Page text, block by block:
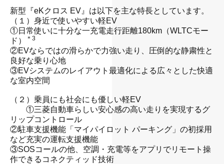
新型『eKクロス EV』は以下を主な特長としています。
（１）身近で使いやすい軽EV
①日常使いに十分な一充電走行距離180km（WLTCモー
ド）
＊3
②EVならではの滑らかで力強い走り、圧倒的な静粛性と
良好な乗り心地
③EVシステムのレイアウト最適化による広々とした快適
な室内空間
（２）乗員にも社会にも優しい軽EV
①三菱自動車らしい安心感の高い走りを実現するグ
リップコントロール
②駐車支援機能「マイパイロット パーキング」の初採用
など充実の運転支援機能
③SOSコールの他、空調・充電等をアプリでリモート操
作できるコネクティッド技術